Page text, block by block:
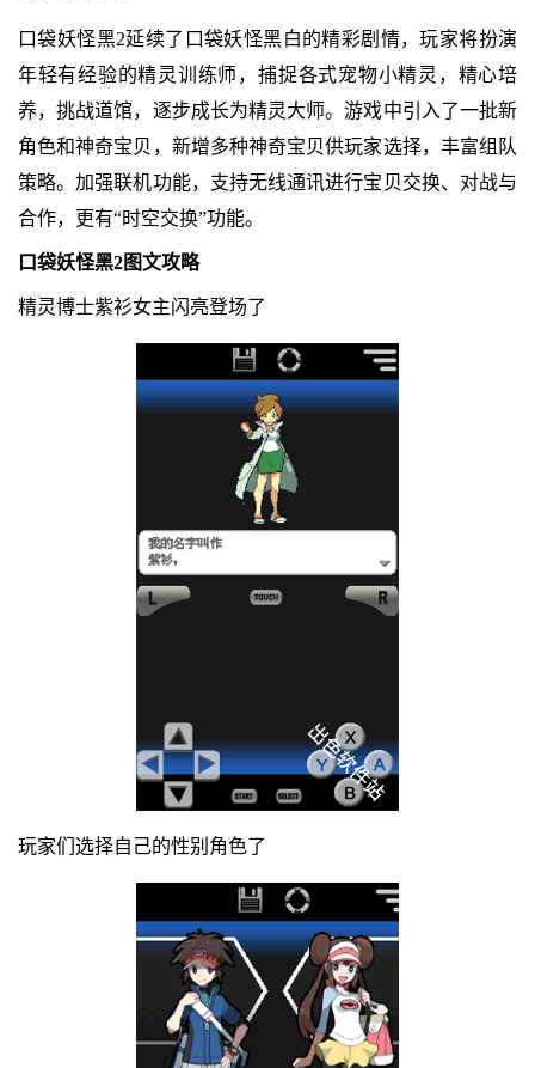
口袋妖怪黑2延续了口袋妖怪黑白的精彩剧情，玩家将扮演
年轻有经验的精灵训练师，捕捉各式宠物小精灵，精心培
养，挑战道馆，逐步成长为精灵大师。游戏中引入了一批新
角色和神奇宝贝，新增多种神奇宝贝供玩家选择，丰富组队
策略。加强联机功能，支持无线通讯进行宝贝交换、对战与
合作，更有“时空交换”功能。
口袋妖怪黑2图文攻略
精灵博士紫衫女主闪亮登场了
玩家们选择自己的性别角色了